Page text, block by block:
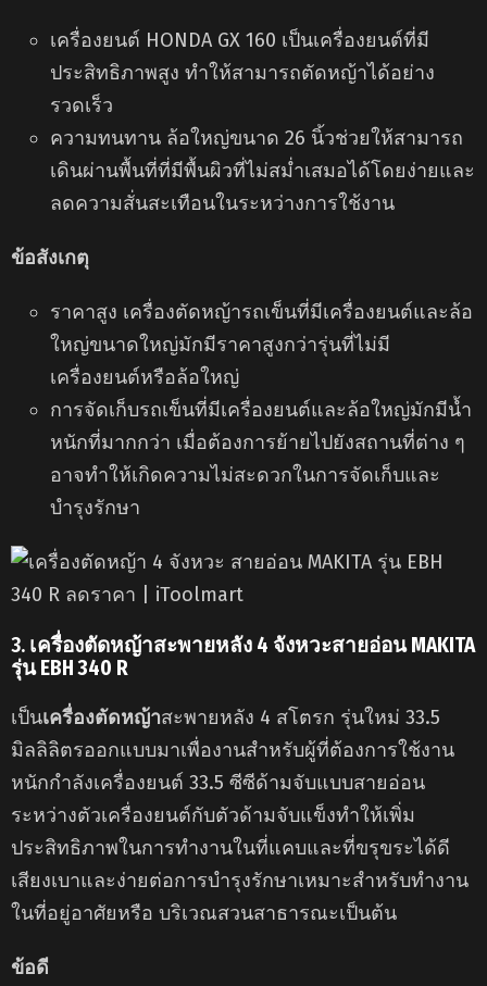
เครื่องยนต์ HONDA GX 160 เป็นเครื่องยนต์ที่มี
ประสิทธิภาพสูง ทำให้สามารถตัดหญ้าได้อย่าง
รวดเร็ว
ความทนทาน ล้อใหญ่ขนาด 26 นิ้วช่วยให้สามารถ
เดินผ่านพื้นที่ที่มีพื้นผิวที่ไม่สม่ำเสมอได้โดยง่ายและ
ลดความสั่นสะเทือนในระหว่างการใช้งาน
ข้อสังเกตุ
ราคาสูง เครื่องตัดหญ้ารถเข็นที่มีเครื่องยนต์และล้อ
ใหญ่ขนาดใหญ่มักมีราคาสูงกว่ารุ่นที่ไม่มี
เครื่องยนต์หรือล้อใหญ่
การจัดเก็บรถเข็นที่มีเครื่องยนต์และล้อใหญ่มักมีน้ำ
หนักที่มากกว่า เมื่อต้องการย้ายไปยังสถานที่ต่าง ๆ
อาจทำให้เกิดความไม่สะดวกในการจัดเก็บและ
บำรุงรักษา
3. เครื่องตัดหญ้าสะพายหลัง 4 จังหวะสายอ่อน MAKITA
รุ่น EBH 340 R
เป็นเครื่องตัดหญ้าสะพายหลัง 4 สโตรก รุ่นใหม่ 33.5
มิลลิลิตรออกแบบมาเพื่องานสำหรับผู้ที่ต้องการใช้งาน
หนักกำลังเครื่องยนต์ 33.5 ซีซีด้ามจับแบบสายอ่อน
ระหว่างตัวเครื่องยนต์กับตัวด้ามจับแข็งทำให้เพิ่ม
ประสิทธิภาพในการทำงานในที่แคบและที่ขรุขระได้ดี
เสียงเบาและง่ายต่อการบำรุงรักษาเหมาะสำหรับทำงาน
ในที่อยู่อาศัยหรือ บริเวณสวนสาธารณะเป็นต้น
ข้อดี